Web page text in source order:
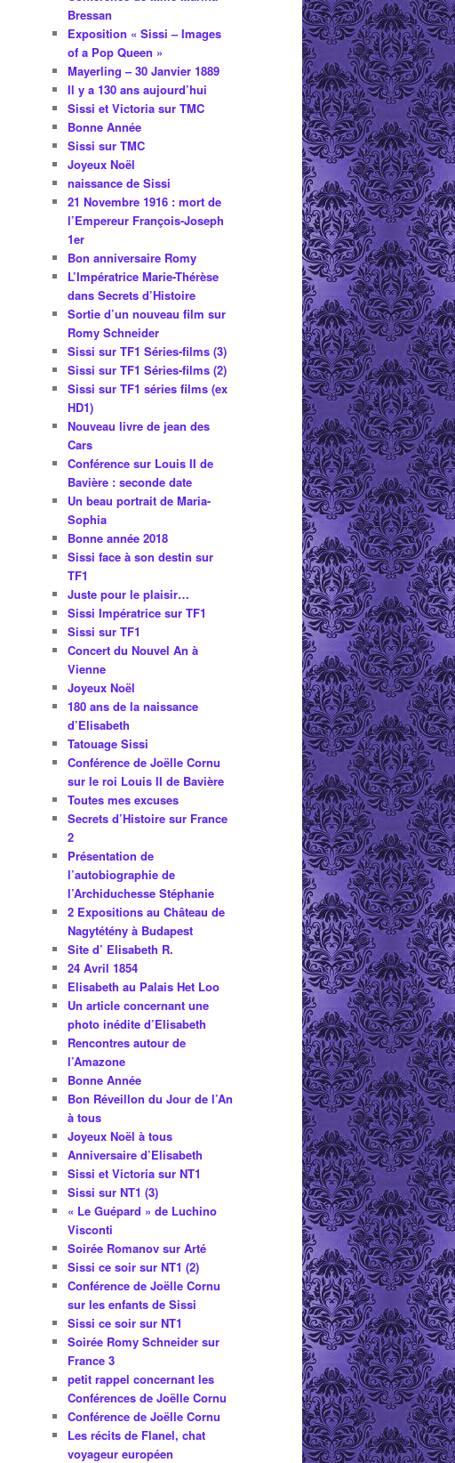
Bressan
Exposition « Sissi – Images
of a Pop Queen »
Mayerling – 30 Janvier 1889
Il y a 130 ans aujourd’hui
Sissi et Victoria sur TMC
Bonne Année
Sissi sur TMC
Joyeux Noël
naissance de Sissi
21 Novembre 1916 : mort de
l’Empereur François-Joseph
1er
Bon anniversaire Romy
L’Impératrice Marie-Thérèse
dans Secrets d’Histoire
Sortie d’un nouveau film sur
Romy Schneider
Sissi sur TF1 Séries-films (3)
Sissi sur TF1 Séries-films (2)
Sissi sur TF1 séries films (ex
HD1)
Nouveau livre de jean des
Cars
Conférence sur Louis II de
Bavière : seconde date
Un beau portrait de Maria-
Sophia
Bonne année 2018
Sissi face à son destin sur
TF1
Juste pour le plaisir…
Sissi Impératrice sur TF1
Sissi sur TF1
Concert du Nouvel An à
Vienne
Joyeux Noël
180 ans de la naissance
d’Elisabeth
Tatouage Sissi
Conférence de Joëlle Cornu
sur le roi Louis II de Bavière
Toutes mes excuses
Secrets d’Histoire sur France
2
Présentation de
l’autobiographie de
l’Archiduchesse Stéphanie
2 Expositions au Château de
Nagytétény à Budapest
Site d’ Elisabeth R.
24 Avril 1854
Elisabeth au Palais Het Loo
Un article concernant une
photo inédite d’Elisabeth
Rencontres autour de
l’Amazone
Bonne Année
Bon Réveillon du Jour de l’An
à tous
Joyeux Noël à tous
Anniversaire d’Elisabeth
Sissi et Victoria sur NT1
Sissi sur NT1 (3)
« Le Guépard » de Luchino
Visconti
Soirée Romanov sur Arté
Sissi ce soir sur NT1 (2)
Conférence de Joëlle Cornu
sur les enfants de Sissi
Sissi ce soir sur NT1
Soirée Romy Schneider sur
France 3
petit rappel concernant les
Conférences de Joëlle Cornu
Conférence de Joëlle Cornu
Les récits de Flanel, chat
voyageur européen